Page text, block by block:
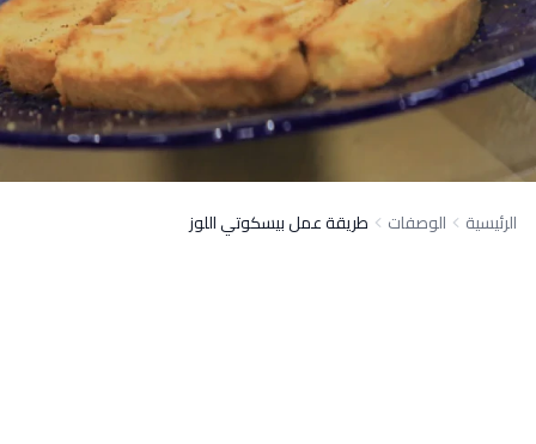
الرئيسية الوصفات طريقة عمل بيسكوتي اللوز